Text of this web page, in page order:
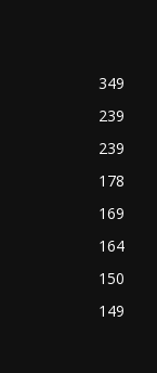
349
239
239
178
169
164
150
149